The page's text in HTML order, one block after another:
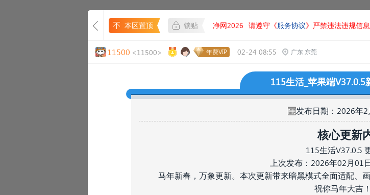
本区置顶 锁贴 净网2026 请遵守《服务协议》严禁违法违规信息
11500 <11500> 年费VIP 02-24 08:55 广东 东莞
115生活_苹果端
📅发布日期：2026年
核心更新
115生活V37.0.5
上次发布：2026年02月01
马年新春，万象更新。本次更新带来暗黑模式全面适配、
祝你马年大吉！